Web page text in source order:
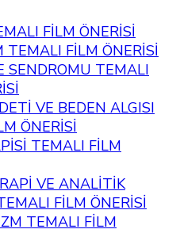
FİLM ÖNERİSİ
TEMALI FİLM ÖNERİSİ
SENDROMU TEMALI
VE BEDEN ALGISI
ÖNERİSİ
TEMALI FİLM
VE ANALİTİK
FİLM ÖNERİSİ
TEMALI FİLM